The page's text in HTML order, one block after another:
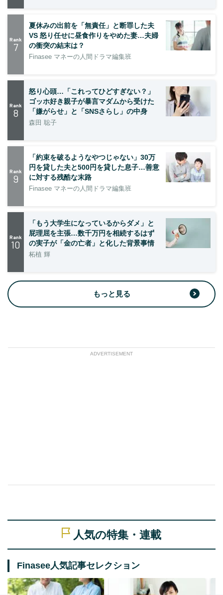
Rank
7
夏休みの出前を「無責任」と断罪した夫
VS 怒り任せに昼食作りをやめた妻…夫婦
の衝突の結末は？
Finasee マネーの人間ドラマ編集班
Rank
8
怒り心頭…「これってひどすぎない？」
ゴッホ好き親子が暴言マダムから受けた
「嫌がらせ」と「SNSさらし」の中身
森田 聡子
Rank
9
「約束を破るようなやつじゃない」30万
円を貸した夫と500円を貸した息子…善意
に対する残酷な末路
Finasee マネーの人間ドラマ編集班
Rank
10
「もう大学生になっているからダメ」と
屁理屈を主張…数千万円を相続するはず
の実子が「金の亡者」と化した背景事情
柘植 輝
もっと見る
ADVERTISEMENT
人気の特集・連載
Finasee人気記事セレクション